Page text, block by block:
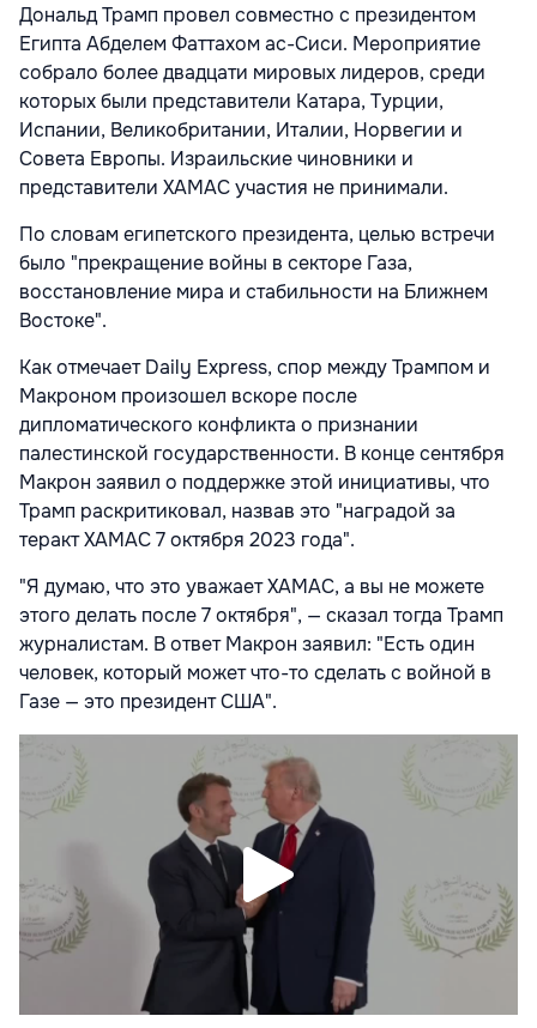
Дональд Трамп провел совместно с президентом
Египта Абделем Фаттахом ас-Сиси. Мероприятие
собрало более двадцати мировых лидеров, среди
которых были представители Катара, Турции,
Испании, Великобритании, Италии, Норвегии и
Совета Европы. Израильские чиновники и
представители ХАМАС участия не принимали.
По словам египетского президента, целью встречи
было "прекращение войны в секторе Газа,
восстановление мира и стабильности на Ближнем
Востоке".
Как отмечает Daily Express, спор между Трампом и
Макроном произошел вскоре после
дипломатического конфликта о признании
палестинской государственности. В конце сентября
Макрон заявил о поддержке этой инициативы, что
Трамп раскритиковал, назвав это "наградой за
теракт ХАМАС 7 октября 2023 года".
"Я думаю, что это уважает ХАМАС, а вы не можете
этого делать после 7 октября", — сказал тогда Трамп
журналистам. В ответ Макрон заявил: "Есть один
человек, который может что-то сделать с войной в
Газе — это президент США".